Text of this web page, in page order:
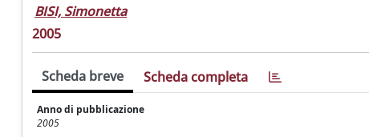
BISI, Simonetta
2005
Scheda breve Scheda completa
Anno di pubblicazione
2005